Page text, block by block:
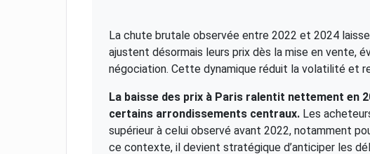
La chute brutale observée entre 2022 et 2024
ajustent désormais leurs prix dès la mise en vente,
négociation. Cette dynamique réduit la volatilité et
La baisse des prix à Paris ralentit nettement en
certains arrondissements centraux. Les
supérieur à celui observé avant 2022, notamment
ce contexte, il devient stratégique d’anticiper les